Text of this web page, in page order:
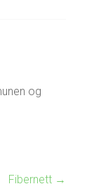
og
Fibernett →